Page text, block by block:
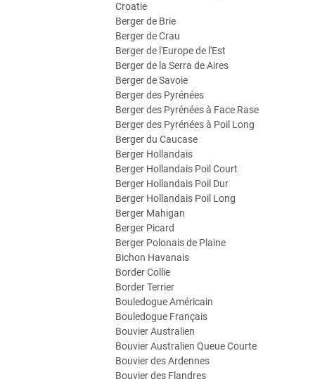
Croatie
Berger de Brie
Berger de Crau
Berger de l'Europe de l'Est
Berger de la Serra de Aires
Berger de Savoie
Berger des Pyrénées
Berger des Pyrénées à Face Rase
Berger des Pyrénées à Poil Long
Berger du Caucase
Berger Hollandais
Berger Hollandais Poil Court
Berger Hollandais Poil Dur
Berger Hollandais Poil Long
Berger Mahigan
Berger Picard
Berger Polonais de Plaine
Bichon Havanais
Border Collie
Border Terrier
Bouledogue Américain
Bouledogue Français
Bouvier Australien
Bouvier Australien Queue Courte
Bouvier des Ardennes
Bouvier des Flandres